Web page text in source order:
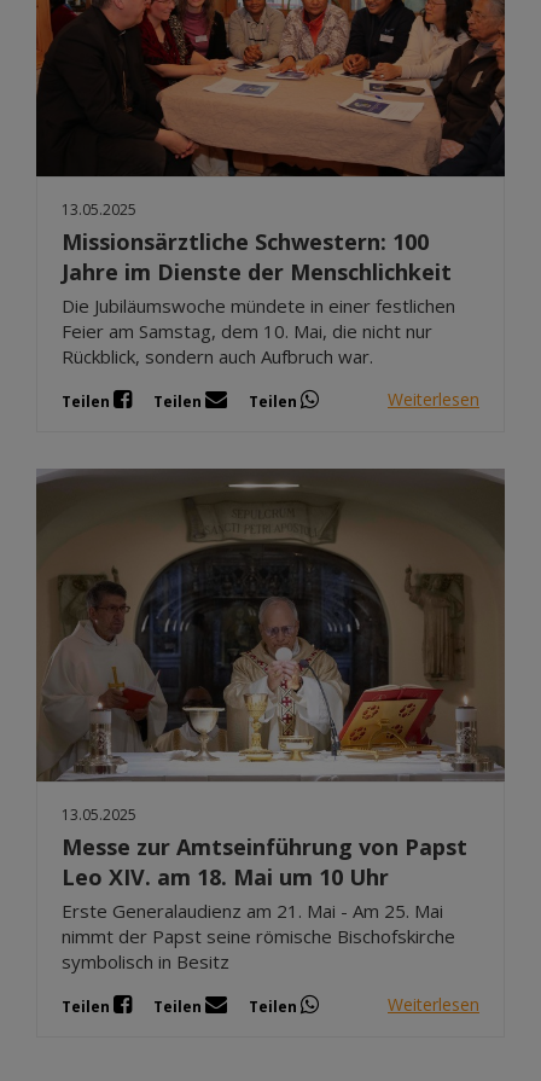
13.05.2025
Missionsärztliche Schwestern: 100
Jahre im Dienste der Menschlichkeit
Die Jubiläumswoche mündete in einer festlichen
Feier am Samstag, dem 10. Mai, die nicht nur
Rückblick, sondern auch Aufbruch war.
Teilen Teilen Teilen Weiterlesen
13.05.2025
Messe zur Amtseinführung von Papst
Leo XIV. am 18. Mai um 10 Uhr
Erste Generalaudienz am 21. Mai - Am 25. Mai
nimmt der Papst seine römische Bischofskirche
symbolisch in Besitz
Teilen Teilen Teilen Weiterlesen